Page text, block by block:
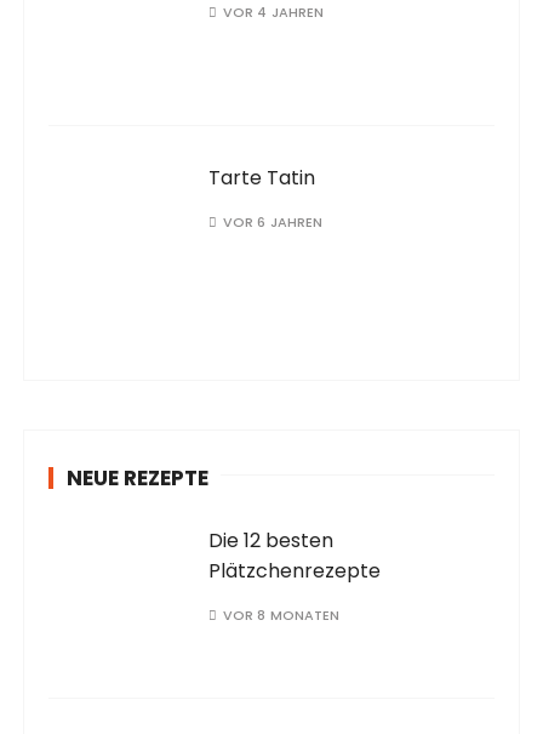
VOR 4 JAHREN
Tarte Tatin
VOR 6 JAHREN
NEUE REZEPTE
Die 12 besten
Plätzchenrezepte
VOR 8 MONATEN